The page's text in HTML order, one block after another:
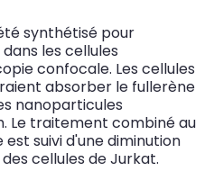
synthétisé pour
les cellules
confocale. Les cellules
absorber le fullerène
nanoparticules
Le traitement combiné au
suivi d'une diminution
cellules de Jurkat.